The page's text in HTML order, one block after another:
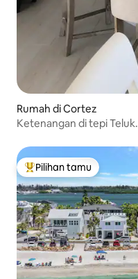
Rumah di Cortez
Ketenangan di tepi Teluk.
Pilihan tamu terpopuler
Pilihan tamu